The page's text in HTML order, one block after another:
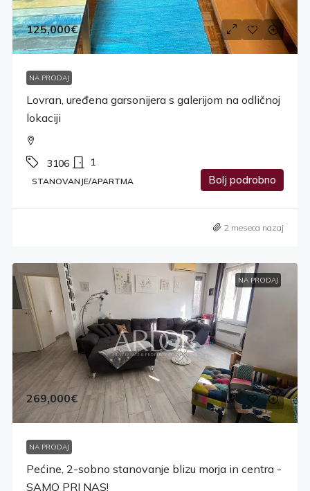
125,000€
NA PRODAJ
Lovran, uređena garsonijera s galerijom na odličnoj
lokaciji
3106 1
STANOVANJE/APARTMA Bolj podrobno
2 meseca nazaj
NA PRODAJ
269,000€
NA PRODAJ
Pećine, 2-sobno stanovanje blizu morja in centra -
SAMO PRI NAS!